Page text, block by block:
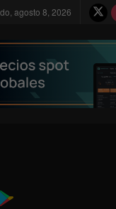
agosto 8, 2026